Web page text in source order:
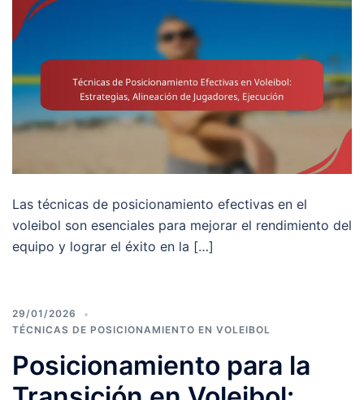
Las técnicas de posicionamiento efectivas en el
voleibol son esenciales para mejorar el rendimiento del
equipo y lograr el éxito en la […]
29/01/2026
TÉCNICAS DE POSICIONAMIENTO EN VOLEIBOL
Posicionamiento para la